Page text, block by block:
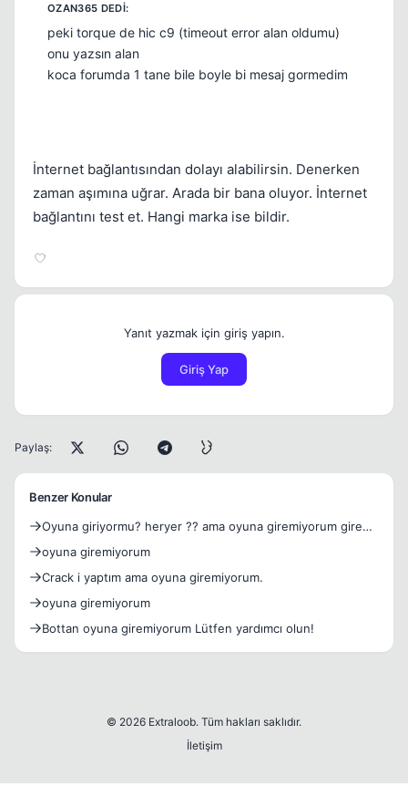
peki torque de hic c9 (timeout error alan oldumu)
onu yazsın alan
koca forumda 1 tane bile boyle bi mesaj gormedim
İnternet bağlantısından dolayı alabilirsin. Denerken
zaman aşımına uğrar. Arada bir bana oluyor. İnternet
bağlantını test et. Hangi marka ise bildir.
Yanıt yazmak için giriş yapın.
Giriş Yap
Paylaş:
Benzer Konular
Oyuna giriyormu? heryer ?? ama oyuna giremiyorum giren
oyuna giremiyorum
Crack i yaptım ama oyuna giremiyorum.
oyuna giremiyorum
Bottan oyuna giremiyorum Lütfen yardımcı olun!
© 2026 Extraloob. Tüm hakları saklıdır.
İletişim